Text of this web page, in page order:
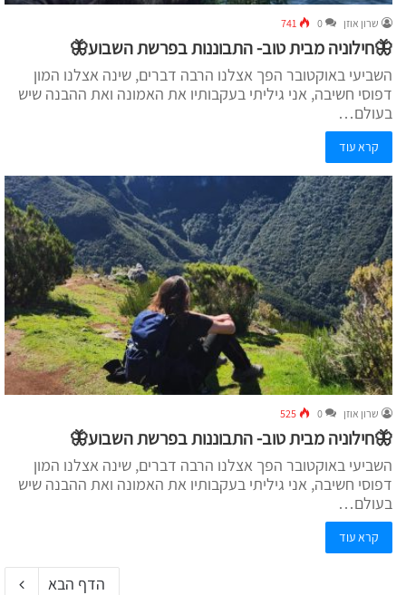
שרון אוזן 0
741
🦋חילוניה מבית טוב- התבוננות בפרשת השבוע🦋
השביעי באוקטובר הפך אצלנו הרבה דברים, שינה אצלנו המון
דפוסי חשיבה, אני גיליתי בעקבותיו את האמונה ואת ההבנה שיש
בעולם…
קרא עוד
שרון אוזן 0
525
🦋חילוניה מבית טוב- התבוננות בפרשת השבוע🦋
השביעי באוקטובר הפך אצלנו הרבה דברים, שינה אצלנו המון
דפוסי חשיבה, אני גיליתי בעקבותיו את האמונה ואת ההבנה שיש
בעולם…
קרא עוד
הדף הבא